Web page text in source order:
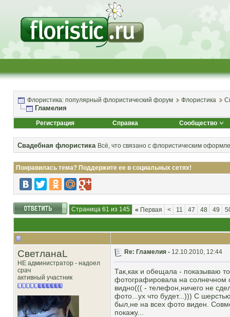
Флористика: популярный флористический форум Флористика
Гламелия
Регистрация Справка Сообщество
Свадебная флористика Всё, что связано с флористическим
Понравилась тема? Поддержите ее в социальных сетях!
Страница 61 из 145 « Первая < 11 47 48 49
СветланаL
НЕ администратор - надоел
срач
активный участник
Re: Гламелия - 12.10.2010, 12:44
Так,как и обещала - показываю
фотографировала на солнечном
видно((( - телефон,ничего не
фото...ух что будет...))) С
был,не на всех фото виден.
покажу...